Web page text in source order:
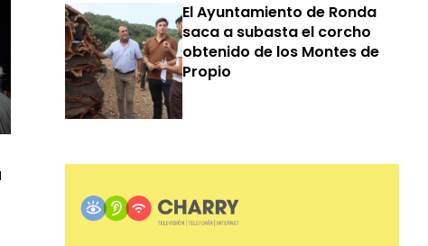
El Ayuntamiento de Ronda
saca a subasta el corcho
obtenido de los Montes de
Propio